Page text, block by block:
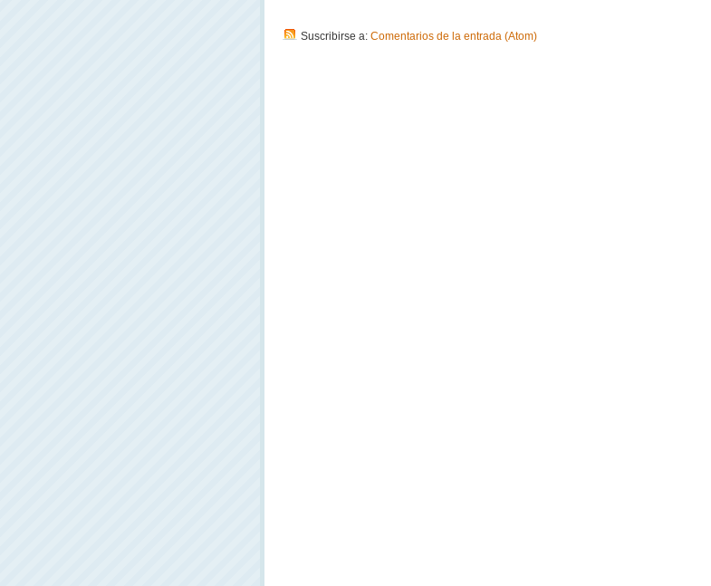
Suscribirse a: Comentarios de la entrada (Atom)